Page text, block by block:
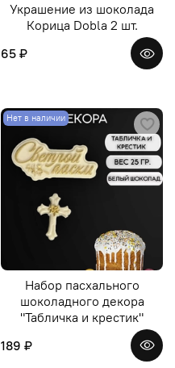
Украшение из шоколада
Корица Dobla 2 шт.
65 ₽
Нет в наличии
Набор пасхального
шоколадного декора
"Табличка и крестик"
189 ₽